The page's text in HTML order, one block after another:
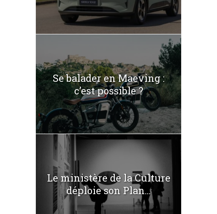
Se balader en Maeving :
c’est possible ?
Le ministère de la Culture
déploie son Plan...